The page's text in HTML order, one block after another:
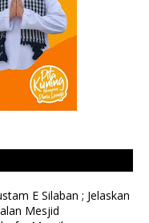
E Silaban ; Jelaskan
Mesjid